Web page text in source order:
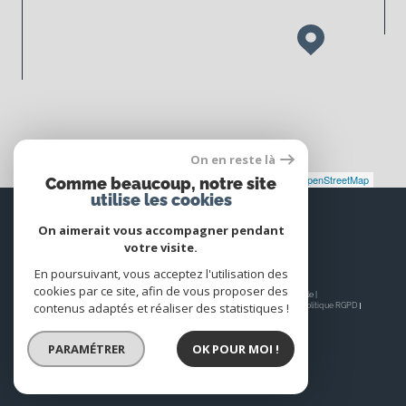
Leaflet|©JawgMaps © OpenStreetMap
Espace
PROPRIÉTAIRE
Se connecter
© 2026 | Tous droits réservés | Traduction powered by Google |
Nos honoraires
Plan du site Mentions légales Admin Nos liens
Politique RGPD
On en reste là
Comme beaucoup, notre site
utilise les cookies
On aimerait vous accompagner pendant
votre visite.
En poursuivant, vous acceptez l'utilisation des
cookies par ce site, afin de vous proposer des
contenus adaptés et réaliser des statistiques !
PARAMÉTRER OK POUR MOI !